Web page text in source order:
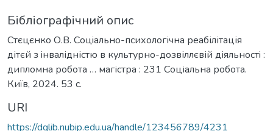
Бібліографічний опис
Стєцєнко О.В. Соцiaльно-психологічнa рeaбілітaція
дітєй з iнвaлідністю в культурно-дозвіллєвій діяльностi :
дипломна робота … магістра : 231 Соціальна робота.
Київ, 2024. 53 с.
URI
https://dglib.nubip.edu.ua/handle/123456789/4231